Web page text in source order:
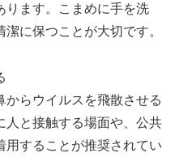
ります。こまめに手を洗
に保つことが大切です。
からウイルスを飛散させる
人と接触する場面や、公共
用することが推奨されてい